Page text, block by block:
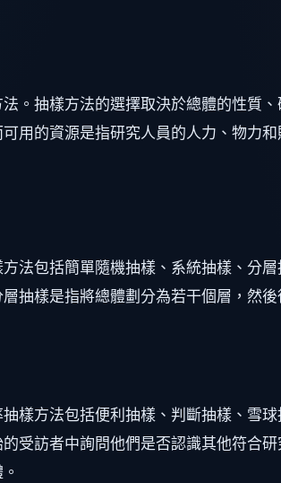
。抽樣方法的選擇取決於總體的性質
用的資源是指研究人員的人力、物力和
法包括簡單隨機抽樣、系統抽樣、分
抽樣是指將總體劃分為若干個層，然
樣方法包括便利抽樣、判斷抽樣、雪
受訪者中詢問他們是否認識其他符合